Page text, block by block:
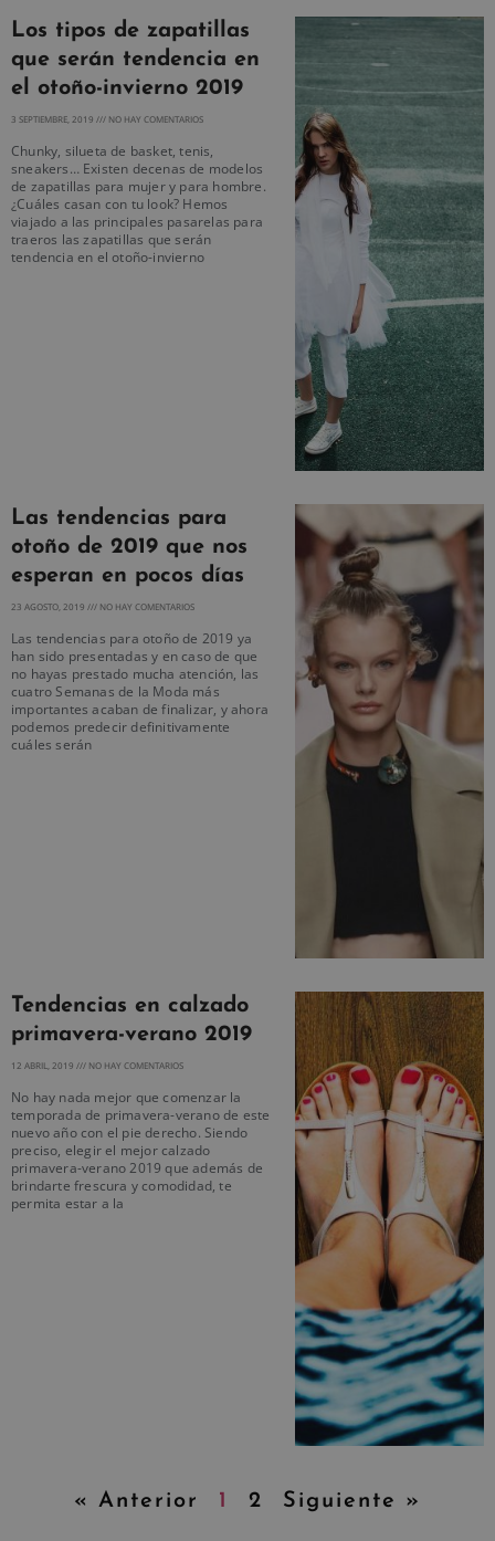
Los tipos de zapatillas
que serán tendencia en
el otoño-invierno 2019
3 SEPTIEMBRE, 2019 NO HAY COMENTARIOS
Chunky, silueta de basket, tenis,
sneakers… Existen decenas de modelos
de zapatillas para mujer y para hombre.
¿Cuáles casan con tu look? Hemos
viajado a las principales pasarelas para
traeros las zapatillas que serán
tendencia en el otoño-invierno
Las tendencias para
otoño de 2019 que nos
esperan en pocos días
23 AGOSTO, 2019 NO HAY COMENTARIOS
Las tendencias para otoño de 2019 ya
han sido presentadas y en caso de que
no hayas prestado mucha atención, las
cuatro Semanas de la Moda más
importantes acaban de finalizar, y ahora
podemos predecir definitivamente
cuáles serán
Tendencias en calzado
primavera-verano 2019
12 ABRIL, 2019 NO HAY COMENTARIOS
No hay nada mejor que comenzar la
temporada de primavera-verano de este
nuevo año con el pie derecho. Siendo
preciso, elegir el mejor calzado
primavera-verano 2019 que además de
brindarte frescura y comodidad, te
permita estar a la
« Anterior 1 2 Siguiente »